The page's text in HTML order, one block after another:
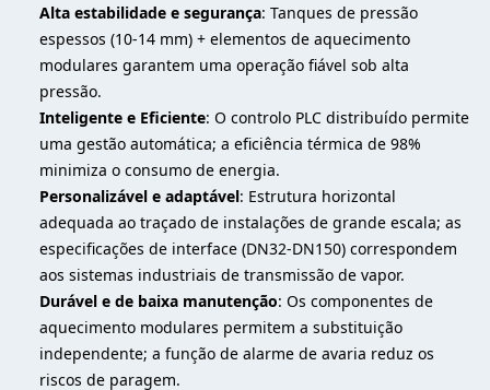
Alta estabilidade e segurança: Tanques de pressão
espessos (10-14 mm) + elementos de aquecimento
modulares garantem uma operação fiável sob alta
pressão.
Inteligente e Eficiente: O controlo PLC distribuído permite
uma gestão automática; a eficiência térmica de 98%
minimiza o consumo de energia.
Personalizável e adaptável: Estrutura horizontal
adequada ao traçado de instalações de grande escala; as
especificações de interface (DN32-DN150) correspondem
aos sistemas industriais de transmissão de vapor.
Durável e de baixa manutenção: Os componentes de
aquecimento modulares permitem a substituição
independente; a função de alarme de avaria reduz os
riscos de paragem.